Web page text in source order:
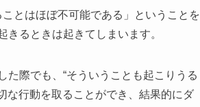
とはほぼ不可能である」ということを
るときは起きてしまいます。
際でも、“そういうことも起こりうる
な行動を取ることができ、結果的にダ